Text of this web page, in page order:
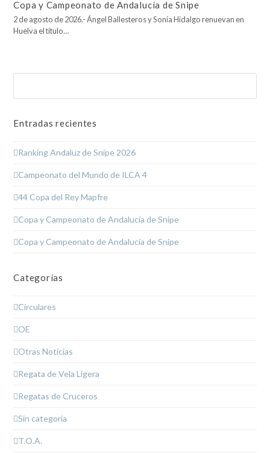
Copa y Campeonato de Andalucía de Snipe
2 de agosto de 2026.- Ángel Ballesteros y Sonia Hidalgo renuevan en
Huelva el título…
Entradas recientes
Ranking Andaluz de Snipe 2026
Campeonato del Mundo de ILCA 4
44 Copa del Rey Mapfre
Copa y Campeonato de Andalucía de Snipe
Copa y Campeonato de Andalucía de Snipe
Categorías
Circulares
OE
Otras Noticias
Regata de Vela Ligera
Regatas de Cruceros
Sin categoría
T.O.A.